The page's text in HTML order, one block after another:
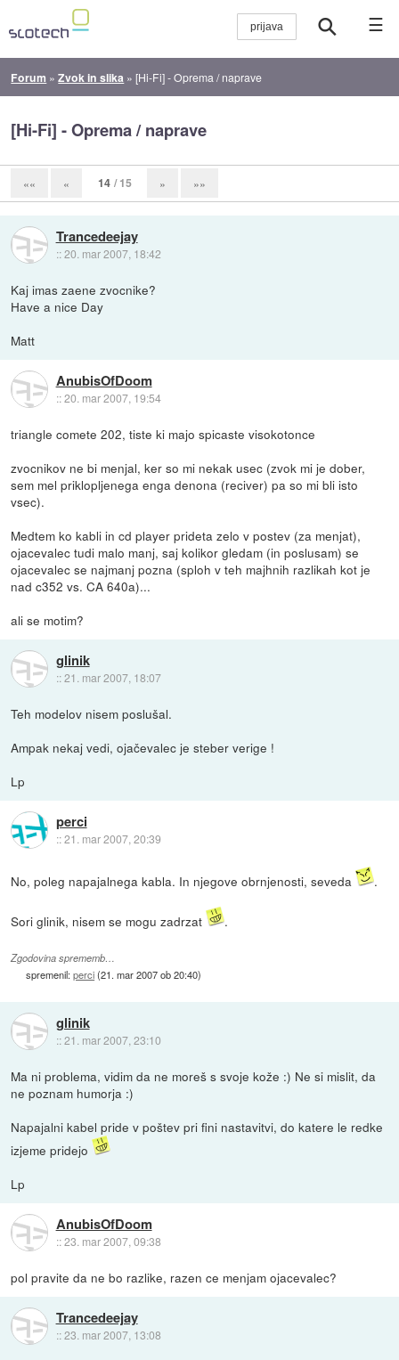
☰
Forum »Zvok in slika »[Hi-Fi] - Oprema / naprave
[Hi-Fi] - Oprema / naprave
«« « 14 / 15 » »»
Trancedeejay
::20. mar 2007, 18:42
Kaj imas zaene zvocnike?
Have a nice Day
Matt
AnubisOfDoom
::20. mar 2007, 19:54
triangle comete 202, tiste ki majo spicaste visokotonce
zvocnikov ne bi menjal, ker so mi nekak usec (zvok mi je dober,
sem mel priklopljenega enga denona (reciver) pa so mi bli isto
vsec).
Medtem ko kabli in cd player prideta zelo v postev (za menjat),
ojacevalec tudi malo manj, saj kolikor gledam (in poslusam) se
ojacevalec se najmanj pozna (sploh v teh majhnih razlikah kot je
nad c352 vs. CA 640a)...
ali se motim?
glinik
::21. mar 2007, 18:07
Teh modelov nisem poslušal.
Ampak nekaj vedi, ojačevalec je steber verige !
Lp
perci
::21. mar 2007, 20:39
No, poleg napajalnega kabla. In njegove obrnjenosti, seveda .
Sori glinik, nisem se mogu zadrzat .
Zgodovina sprememb…
spremenil:perci(21. mar 2007 ob 20:40)
glinik
::21. mar 2007, 23:10
Ma ni problema, vidim da ne moreš s svoje kože :) Ne si mislit, da
ne poznam humorja :)
Napajalni kabel pride v poštev pri fini nastavitvi, do katere le redke
izjeme pridejo
Lp
AnubisOfDoom
::23. mar 2007, 09:38
pol pravite da ne bo razlike, razen ce menjam ojacevalec?
Trancedeejay
::23. mar 2007, 13:08